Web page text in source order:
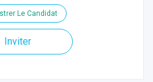
Le Candidat
Inviter